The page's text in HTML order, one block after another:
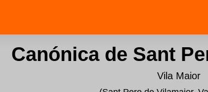
Canónica de Sant
Vila Maior